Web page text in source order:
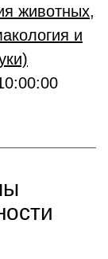
животных,
и